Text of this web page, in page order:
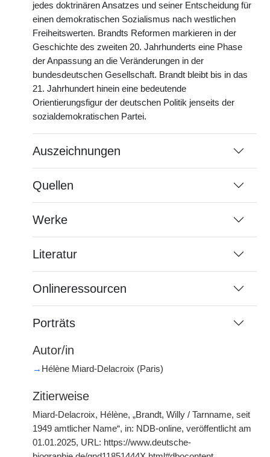
jedes doktrinären Ansatzes und seiner Entscheidung für
einen demokratischen Sozialismus nach westlichen
Freiheitswerten. Brandts Reformen markieren in der
Geschichte des zweiten 20. Jahrhunderts eine Phase
der Anpassung an die Veränderungen in der
bundesdeutschen Gesellschaft. Brandt bleibt bis in das
21. Jahrhundert hinein eine bedeutende
Orientierungsfigur der deutschen Politik jenseits der
sozialdemokratischen Partei.
Auszeichnungen
Quellen
Werke
Literatur
Onlineressourcen
Porträts
Autor/in
→ Hélène Miard-Delacroix (Paris)
Zitierweise
Miard-Delacroix, Hélène, „Brandt, Willy / Tarnname, seit
1949 amtlicher Name“, in: NDB-online, veröffentlicht am
01.01.2025, URL: https://www.deutsche-